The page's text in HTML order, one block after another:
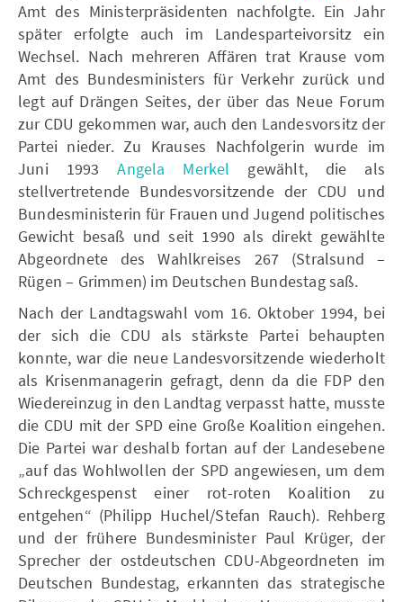
Amt des Ministerpräsidenten nachfolgte. Ein Jahr
später erfolgte auch im Landesparteivorsitz ein
Wechsel. Nach mehreren Affären trat Krause vom
Amt des Bundesministers für Verkehr zurück und
legt auf Drängen Seites, der über das Neue Forum
zur CDU gekommen war, auch den Landesvorsitz der
Partei nieder. Zu Krauses Nachfolgerin wurde im
Juni 1993Angela Merkel gewählt, die als
stellvertretende Bundesvorsitzende der CDU und
Bundesministerin für Frauen und Jugend politisches
Gewicht besaß und seit 1990 als direkt gewählte
Abgeordnete des Wahlkreises 267 (Stralsund –
Rügen – Grimmen) im Deutschen Bundestag saß.
Nach der Landtagswahl vom 16. Oktober 1994, bei
der sich die CDU als stärkste Partei behaupten
konnte, war die neue Landesvorsitzende wiederholt
als Krisenmanagerin gefragt, denn da die FDP den
Wiedereinzug in den Landtag verpasst hatte, musste
die CDU mit der SPD eine Große Koalition eingehen.
Die Partei war deshalb fortan auf der Landesebene
„auf das Wohlwollen der SPD angewiesen, um dem
Schreckgespenst einer rot-roten Koalition zu
entgehen“ (Philipp Huchel/Stefan Rauch). Rehberg
und der frühere Bundesminister Paul Krüger, der
Sprecher der ostdeutschen CDU-Abgeordneten im
Deutschen Bundestag, erkannten das strategische